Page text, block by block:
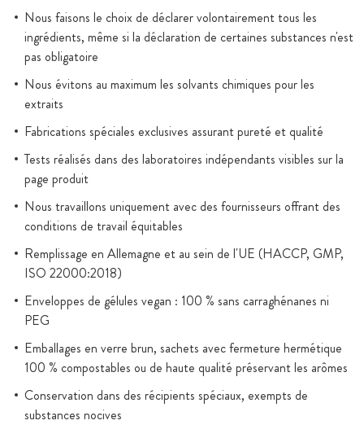
Nous faisons le choix de déclarer volontairement tous les
ingrédients, même si la déclaration de certaines substances n'est
pas obligatoire
Nous évitons au maximum les solvants chimiques pour les
extraits
Fabrications spéciales exclusives assurant pureté et qualité
Tests réalisés dans des laboratoires indépendants visibles sur la
page produit
Nous travaillons uniquement avec des fournisseurs offrant des
conditions de travail équitables
Remplissage en Allemagne et au sein de l'UE (HACCP, GMP,
ISO 22000:2018)
Enveloppes de gélules vegan : 100 % sans carraghénanes ni
PEG
Emballages en verre brun, sachets avec fermeture hermétique
100 % compostables ou de haute qualité préservant les arômes
Conservation dans des récipients spéciaux, exempts de
substances nocives